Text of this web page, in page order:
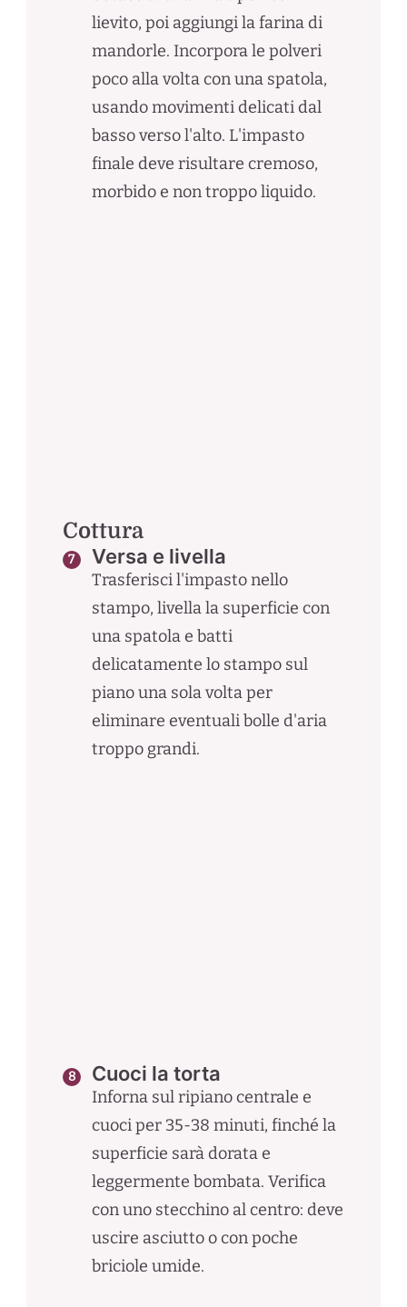
lievito, poi aggiungi la farina di
mandorle. Incorpora le polveri
poco alla volta con una spatola,
usando movimenti delicati dal
basso verso l'alto. L'impasto
finale deve risultare cremoso,
morbido e non troppo liquido.
Cottura
Versa e livella
Trasferisci l'impasto nello
stampo, livella la superficie con
una spatola e batti
delicatamente lo stampo sul
piano una sola volta per
eliminare eventuali bolle d'aria
troppo grandi.
Cuoci la torta
Inforna sul ripiano centrale e
cuoci per 35-38 minuti, finché la
superficie sarà dorata e
leggermente bombata. Verifica
con uno stecchino al centro: deve
uscire asciutto o con poche
briciole umide.